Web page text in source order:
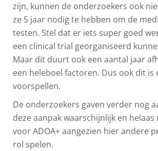
zijn, kunnen de onderzoekers ook
ze 5 jaar nodig te hebben om de
testen. Stel dat er iets super goed
een clinical trial georganiseerd
Maar dit duurt ook een aantal jaar
een heleboel factoren. Dus ook dit is
voorspellen.
De onderzoekers gaven verder nog
deze aanpak waarschijnlijk en helaas
voor ADOA+ aangezien hier andere
rol spelen.